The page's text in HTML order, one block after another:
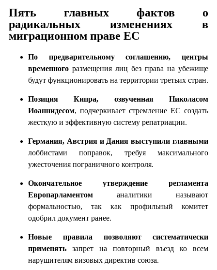
Пять главных фактов о
радикальных изменениях в
миграционном праве ЕС
По предварительному соглашению, центры
временного размещения лиц без права на убежище
будут функционировать на территории третьих стран.
Позиция Кипра, озвученная Николасом
Иоаннидесом, подчеркивает стремление ЕС создать
жесткую и эффективную систему репатриации.
Германия, Австрия и Дания выступили главными
лоббистами поправок, требуя максимального
ужесточения пограничного контроля.
Окончательное утверждение регламента
Европарламентом аналитики называют
формальностью, так как профильный комитет
одобрил документ ранее.
Новые правила позволяют систематически
применять запрет на повторный въезд ко всем
нарушителям визовых директив союза.